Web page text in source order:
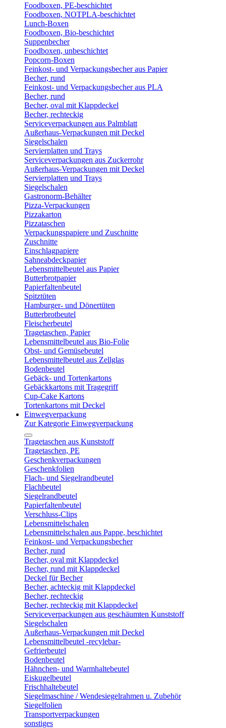
Foodboxen, PE-beschichtet
Foodboxen, NOTPLA-beschichtet
Lunch-Boxen
Foodboxen, Bio-beschichtet
Suppenbecher
Foodboxen, unbeschichtet
Popcorn-Boxen
Feinkost- und Verpackungsbecher aus Papier
Becher, rund
Feinkost- und Verpackungsbecher aus PLA
Becher, rund
Becher, oval mit Klappdeckel
Becher, rechteckig
Serviceverpackungen aus Palmblatt
Außerhaus-Verpackungen mit Deckel
Siegelschalen
Servierplatten und Trays
Serviceverpackungen aus Zuckerrohr
Außerhaus-Verpackungen mit Deckel
Servierplatten und Trays
Siegelschalen
Gastronorm-Behälter
Pizza-Verpackungen
Pizzakarton
Pizzataschen
Verpackungspapiere und Zuschnitte
Zuschnitte
Einschlagpapiere
Sahneabdeckpapier
Lebensmittelbeutel aus Papier
Butterbrotpapier
Papierfaltenbeutel
Spitztüten
Hamburger- und Dönertüten
Butterbrotbeutel
Fleischerbeutel
Tragetaschen, Papier
Lebensmittelbeutel aus Bio-Folie
Obst- und Gemüsebeutel
Lebensmittelbeutel aus Zellglas
Bodenbeutel
Gebäck- und Tortenkartons
Gebäckkartons mit Tragegriff
Cup-Cake Kartons
Tortenkartons mit Deckel
Einwegverpackung
Zur Kategorie Einwegverpackung
Tragetaschen aus Kunststoff
Tragetaschen, PE
Geschenkverpackungen
Geschenkfolien
Flach- und Siegelrandbeutel
Flachbeutel
Siegelrandbeutel
Papierfaltenbeutel
Verschluss-Clips
Lebensmittelschalen
Lebensmittelschalen aus Pappe, beschichtet
Feinkost- und Verpackungsbecher
Becher, rund
Becher, oval mit Klappdeckel
Becher, rund mit Klappdeckel
Deckel für Becher
Becher, achteckig mit Klappdeckel
Becher, rechteckig
Becher, rechteckig mit Klappdeckel
Serviceverpackungen aus geschäumten Kunststoff
Siegelschalen
Außerhaus-Verpackungen mit Deckel
Lebensmittelbeutel -recylebar-
Gefrierbeutel
Bodenbeutel
Hähnchen- und Warmhaltebeutel
Eiskugelbeutel
Frischhaltebeutel
Siegelmaschine / Wendesiegelrahmen u. Zubehör
Siegelfolien
Transportverpackungen
sonstiges